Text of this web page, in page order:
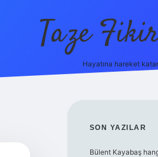
Taze
Hayatına hareket
SON YAZILAR
Bülent Kayabaş